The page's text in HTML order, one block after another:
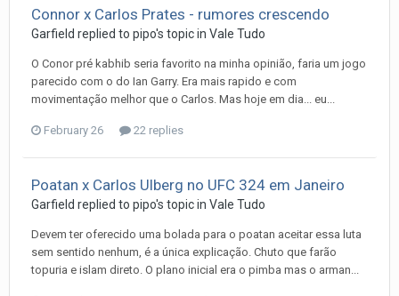
Connor x Carlos Prates - rumores crescendo
Garfield replied to pipo's topic in Vale Tudo
O Conor pré kabhib seria favorito na minha opinião, faria um jogo
parecido com o do Ian Garry. Era mais rapido e com
movimentação melhor que o Carlos. Mas hoje em dia... eu...
February 26 22 replies
Poatan x Carlos Ulberg no UFC 324 em Janeiro
Garfield replied to pipo's topic in Vale Tudo
Devem ter oferecido uma bolada para o poatan aceitar essa luta
sem sentido nenhum, é a única explicação. Chuto que farão
topuria e islam direto. O plano inicial era o pimba mas o arman...